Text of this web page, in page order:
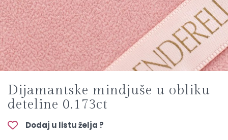
Dijamantske mindjuše u obliku
deteline 0.173ct
Dodaj u listu želja ?